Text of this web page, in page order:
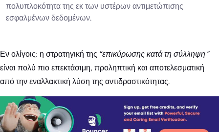
πολυπλοκότητα της εκ των υστέρων αντιμετώπισης
εσφαλμένων δεδομένων.
Εν ολίγοις: η στρατηγική της “επικύρωσης κατά τη σύλληψη ”
είναι πολύ πιο επεκτάσιμη, προληπτική και αποτελεσματική
από την εναλλακτική λύση της αντιδραστικότητας.